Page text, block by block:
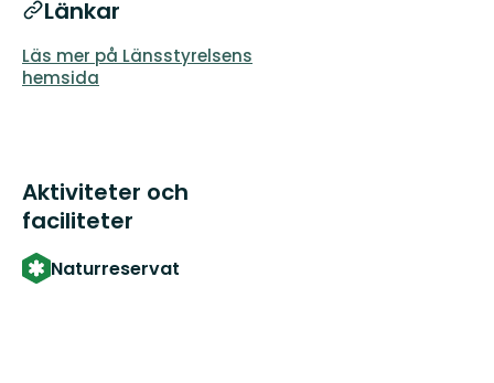
Länkar
Läs mer på Länsstyrelsens
hemsida
Aktiviteter och
faciliteter
Naturreservat